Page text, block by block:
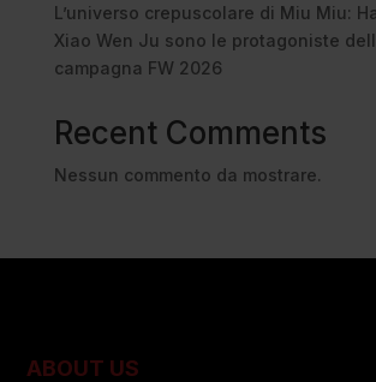
L’universo crepuscolare di Miu Miu:
Xiao Wen Ju sono le protagoniste
campagna FW 2026
Recent Comments
Nessun commento da mostrare.
ABOUT US